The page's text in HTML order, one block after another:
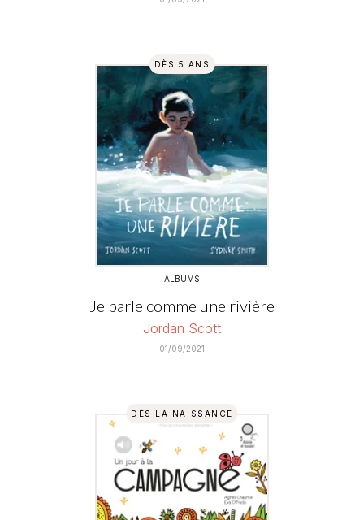
DÈS 5 ANS
ALBUMS
Je parle comme une rivière
Jordan Scott
01/09/2021
DÈS LA NAISSANCE